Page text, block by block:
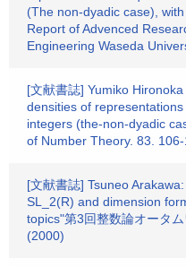
(The non-dyadic case),
Report of Advenced
Engineering Waseda
[文献書誌] Yumiko
densities of
integers (the-non-dyadic
of Number Theory. 83.
[文献書誌] Tsuneo
SL_2(R) and dimension
topics"第3回整数論オータ
(2000)